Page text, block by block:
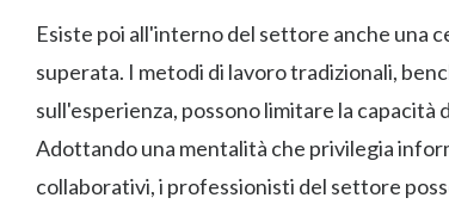
Esiste poi all'interno del settore anche una
superata. I metodi di lavoro tradizionali,
sull'esperienza, possono limitare la
Adottando una mentalità che privilegia
collaborativi, i professionisti del settore